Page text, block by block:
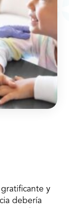
y
debería